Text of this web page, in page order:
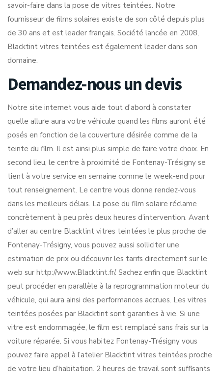
savoir-faire dans la pose de vitres teintées. Notre
fournisseur de films solaires existe de son côté depuis plus
de 30 ans et est leader français. Société lancée en 2008,
Blacktint vitres teintées est également leader dans son
domaine.
Demandez-nous un devis
Notre site internet vous aide tout d’abord à constater
quelle allure aura votre véhicule quand les films auront été
posés en fonction de la couverture désirée comme de la
teinte du film. Il est ainsi plus simple de faire votre choix. En
second lieu, le centre à proximité de Fontenay-Trésigny se
tient à votre service en semaine comme le week-end pour
tout renseignement. Le centre vous donne rendez-vous
dans les meilleurs délais. La pose du film solaire réclame
concrètement à peu près deux heures d’intervention. Avant
d’aller au centre Blacktint vitres teintées le plus proche de
Fontenay-Trésigny, vous pouvez aussi solliciter une
estimation de prix ou découvrir les tarifs directement sur le
web sur http://www.Blacktint.fr/. Sachez enfin que Blacktint
peut procéder en parallèle à la reprogrammation moteur du
véhicule, qui aura ainsi des performances accrues. Les vitres
teintées posées par Blacktint sont garanties à vie. Si une
vitre est endommagée, le film est remplacé sans frais sur la
voiture réparée. Si vous habitez Fontenay-Trésigny vous
pouvez faire appel à l’atelier Blacktint vitres teintées proche
de votre lieu d’habitation. 2 heures de travail sont suffisants